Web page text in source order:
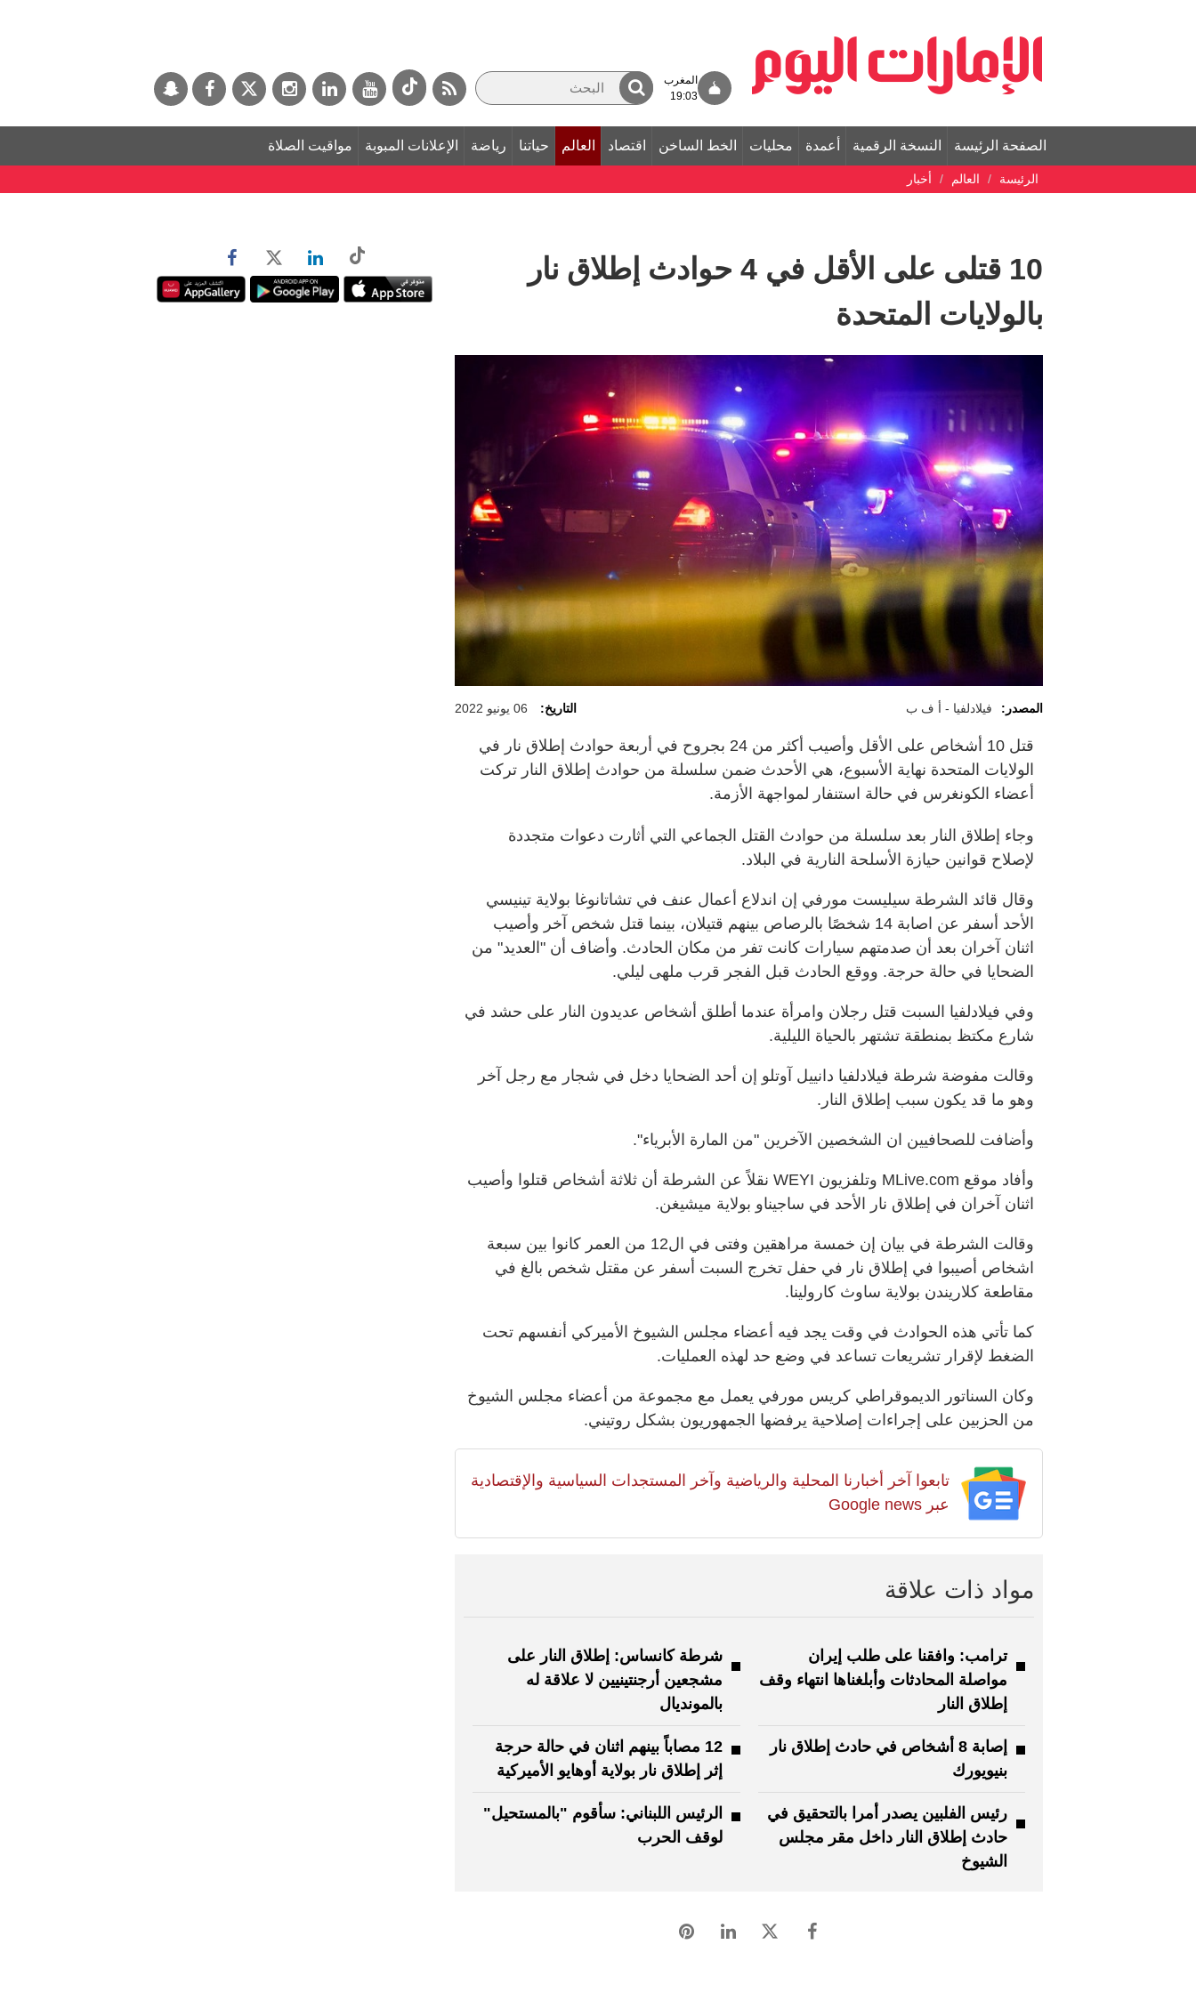
المغرب
19:03
الصفحة الرئيسة النسخة الرقمية أعمدة محليات الخط الساخن اقتصاد العالم حياتنا رياضة الإعلانات المبوبة مواقيت الصلاة
الرئيسة العالم أخبار
10 قتلى على الأقل في 4 حوادث إطلاق نار
بالولايات المتحدة
المصدر: فيلادلفيا - أ ف ب التاريخ: 06 يونيو 2022
قتل 10 أشخاص على الأقل وأصيب أكثر من 24 بجروح في أربعة حوادث إطلاق نار في
الولايات المتحدة نهاية الأسبوع، هي الأحدث ضمن سلسلة من حوادث إطلاق النار تركت
أعضاء الكونغرس في حالة استنفار لمواجهة الأزمة.
وجاء إطلاق النار بعد سلسلة من حوادث القتل الجماعي التي أثارت دعوات متجددة
لإصلاح قوانين حيازة الأسلحة النارية في البلاد.
وقال قائد الشرطة سيليست مورفي إن اندلاع أعمال عنف في تشاتانوغا بولاية تينيسي
الأحد أسفر عن اصابة 14 شخصًا بالرصاص بينهم قتيلان، بينما قتل شخص آخر وأصيب
اثنان آخران بعد أن صدمتهم سيارات كانت تفر من مكان الحادث. وأضاف أن "العديد" من
الضحايا في حالة حرجة. ووقع الحادث قبل الفجر قرب ملهى ليلي.
وفي فيلادلفيا السبت قتل رجلان وامرأة عندما أطلق أشخاص عديدون النار على حشد في
شارع مكتظ بمنطقة تشتهر بالحياة الليلية.
وقالت مفوضة شرطة فيلادلفيا دانييل آوتلو إن أحد الضحايا دخل في شجار مع رجل آخر
وهو ما قد يكون سبب إطلاق النار.
وأضافت للصحافيين ان الشخصين الآخرين "من المارة الأبرياء".
وأفاد موقع MLive.com وتلفزيون WEYI نقلاً عن الشرطة أن ثلاثة أشخاص قتلوا وأصيب
اثنان آخران في إطلاق نار الأحد في ساجيناو بولاية ميشيغن.
وقالت الشرطة في بيان إن خمسة مراهقين وفتى في ال12 من العمر كانوا بين سبعة
اشخاص أصيبوا في إطلاق نار في حفل تخرج السبت أسفر عن مقتل شخص بالغ في
مقاطعة كلاريندن بولاية ساوث كارولينا.
كما تأتي هذه الحوادث في وقت يجد فيه أعضاء مجلس الشيوخ الأميركي أنفسهم تحت
الضغط لإقرار تشريعات تساعد في وضع حد لهذه العمليات.
وكان السناتور الديموقراطي كريس مورفي يعمل مع مجموعة من أعضاء مجلس الشيوخ
من الحزبين على إجراءات إصلاحية يرفضها الجمهوريون بشكل روتيني.
تابعوا آخر أخبارنا المحلية والرياضية وآخر المستجدات السياسية والإقتصادية
عبر Google news
مواد ذات علاقة
ترامب: وافقنا على طلب إيران
مواصلة المحادثات وأبلغناها انتهاء وقف
إطلاق النار
شرطة كانساس: إطلاق النار على
مشجعين أرجنتينيين لا علاقة له
بالمونديال
إصابة 8 أشخاص في حادث إطلاق نار
بنيويورك
12 مصاباً بينهم اثنان في حالة حرجة
إثر إطلاق نار بولاية أوهايو الأميركية
رئيس الفلبين يصدر أمرا بالتحقيق في
حادث إطلاق النار داخل مقر مجلس
الشيوخ
الرئيس اللبناني: سأقوم "بالمستحيل"
لوقف الحرب